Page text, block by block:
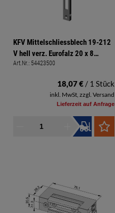
KFV Mittelschliessblech 19-212
V hell verz. Eurofalz 20 x 8
Größe: 208 x 20 x 8,5
Art.Nr.: 54423500
18,07 € / 1 Stück
inkl. MwSt, zzgl. Versand
Lieferzeit auf Anfrage